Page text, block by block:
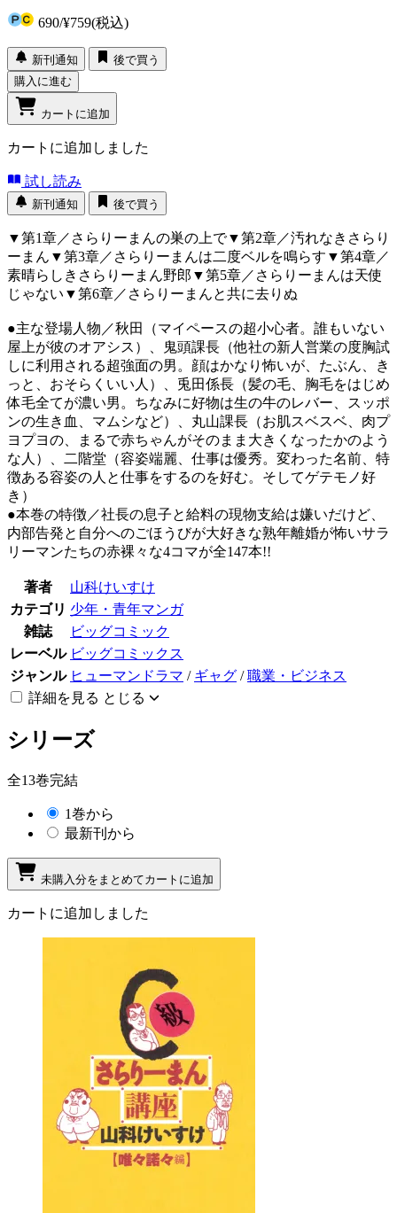
690/¥759(税込)
新刊通知
後で買う
購入に進む
カートに追加
カートに追加しました
試し読み
新刊通知 後で買う
▼第1章／さらりーまんの巣の上で▼第2章／汚れなきさらり
ーまん▼第3章／さらりーまんは二度ベルを鳴らす▼第4章／
素晴らしきさらりーまん野郎▼第5章／さらりーまんは天使
じゃない▼第6章／さらりーまんと共に去りぬ
●主な登場人物／秋田（マイペースの超小心者。誰もいない
屋上が彼のオアシス）、鬼頭課長（他社の新人営業の度胸試
しに利用される超強面の男。顔はかなり怖いが、たぶん、き
っと、おそらくいい人）、兎田係長（髪の毛、胸毛をはじめ
体毛全てが濃い男。ちなみに好物は生の牛のレバー、スッポ
ンの生き血、マムシなど）、丸山課長（お肌スベスベ、肉プ
ヨプヨの、まるで赤ちゃんがそのまま大きくなったかのよう
な人）、二階堂（容姿端麗、仕事は優秀。変わった名前、特
徴ある容姿の人と仕事をするのを好む。そしてゲテモノ好
き）
●本巻の特徴／社長の息子と給料の現物支給は嫌いだけど、
内部告発と自分へのごほうびが大好きな熟年離婚が怖いサラ
リーマンたちの赤裸々な4コマが全147本!!
著者
山科けいすけ
カテゴリ 少年・青年マンガ
雑誌
ビッグコミック
レーベル ビッグコミックス
ジャンル ヒューマンドラマ / ギャグ /職業・ビジネス
詳細を見る とじる
シリーズ
全13巻完結
1巻から
最新刊から
未購入分をまとめてカートに追加
カートに追加しました